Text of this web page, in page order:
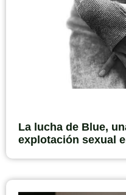
La lucha de Blue,
explotación sexual